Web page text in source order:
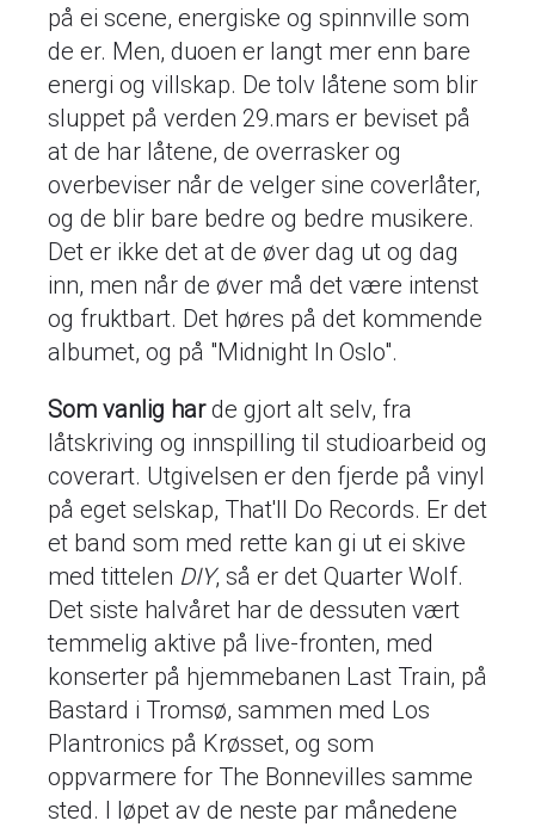
på ei scene, energiske og spinnville som
de er. Men, duoen er langt mer enn bare
energi og villskap. De tolv låtene som blir
sluppet på verden 29.mars er beviset på
at de har låtene, de overrasker og
overbeviser når de velger sine coverlåter,
og de blir bare bedre og bedre musikere.
Det er ikke det at de øver dag ut og dag
inn, men når de øver må det være intenst
og fruktbart. Det høres på det kommende
albumet, og på "Midnight In Oslo".
Som vanlig harde gjort alt selv, fra
låtskriving og innspilling til studioarbeid og
coverart. Utgivelsen er den fjerde på vinyl
på eget selskap, That'll Do Records. Er det
et band som med rette kan gi ut ei skive
med tittelen DIY, så er det Quarter Wolf.
Det siste halvåret har de dessuten vært
temmelig aktive på live-fronten, med
konserter på hjemmebanen Last Train, på
Bastard i Tromsø, sammen med Los
Plantronics på Krøsset, og som
oppvarmere for The Bonnevilles samme
sted. I løpet av de neste par månedene